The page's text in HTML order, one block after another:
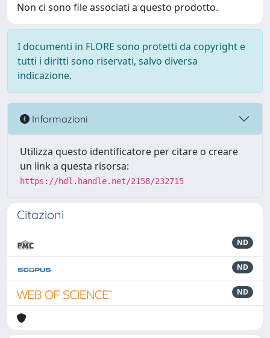
Non ci sono file associati a questo prodotto.
I documenti in FLORE sono protetti da copyright e
tutti i diritti sono riservati, salvo diversa
indicazione.
Informazioni
Utilizza questo identificatore per citare o creare
un link a questa risorsa:
https://hdl.handle.net/2158/232715
Citazioni
ND
ND
ND